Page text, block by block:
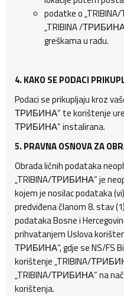
podatke o
„TRIBINA /
greškama u radu.
4. KAKO SE PODACI
Podaci se prikupljaju kroz
ТРИБИНА“ te korištenje
ТРИБИНА“ instalirana.
5. PRAVNA OSNOVA ZA
Obrada ličnih podataka
„TRIBINA/ТРИБИНА“ je
kojem je nosilac podataka
predviđena članom 8. stav
podataka Bosne i
prihvatanjem Uslova
ТРИБИНА“, gdje se NS/FS
korištenje „TRIBINA/
„TRIBINA/ТРИБИНА“ na
korištenja.